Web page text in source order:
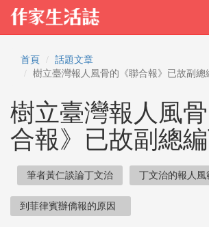
首頁
話題文章
樹立臺灣報人風骨的《聯合報》已故副總
樹立臺灣報人風
合報》已故副總
筆者黃仁談論丁文治 丁文治的報人風
到菲律賓辦僑報的原因